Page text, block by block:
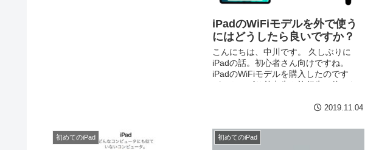
iPadのWiFiモデルを外で使う
にはどうしたら良いですか？
こんにちは、中川です。 久しぶりに
iPadの話。初心者さん向けですね。
iPadのWiFiモデルを購入したのです
が、やっぱり外出先や旅行先で使いた
良いですか？ こんな質問があるかと思
2019.11.04
初めてのiPad 初めてのiPad